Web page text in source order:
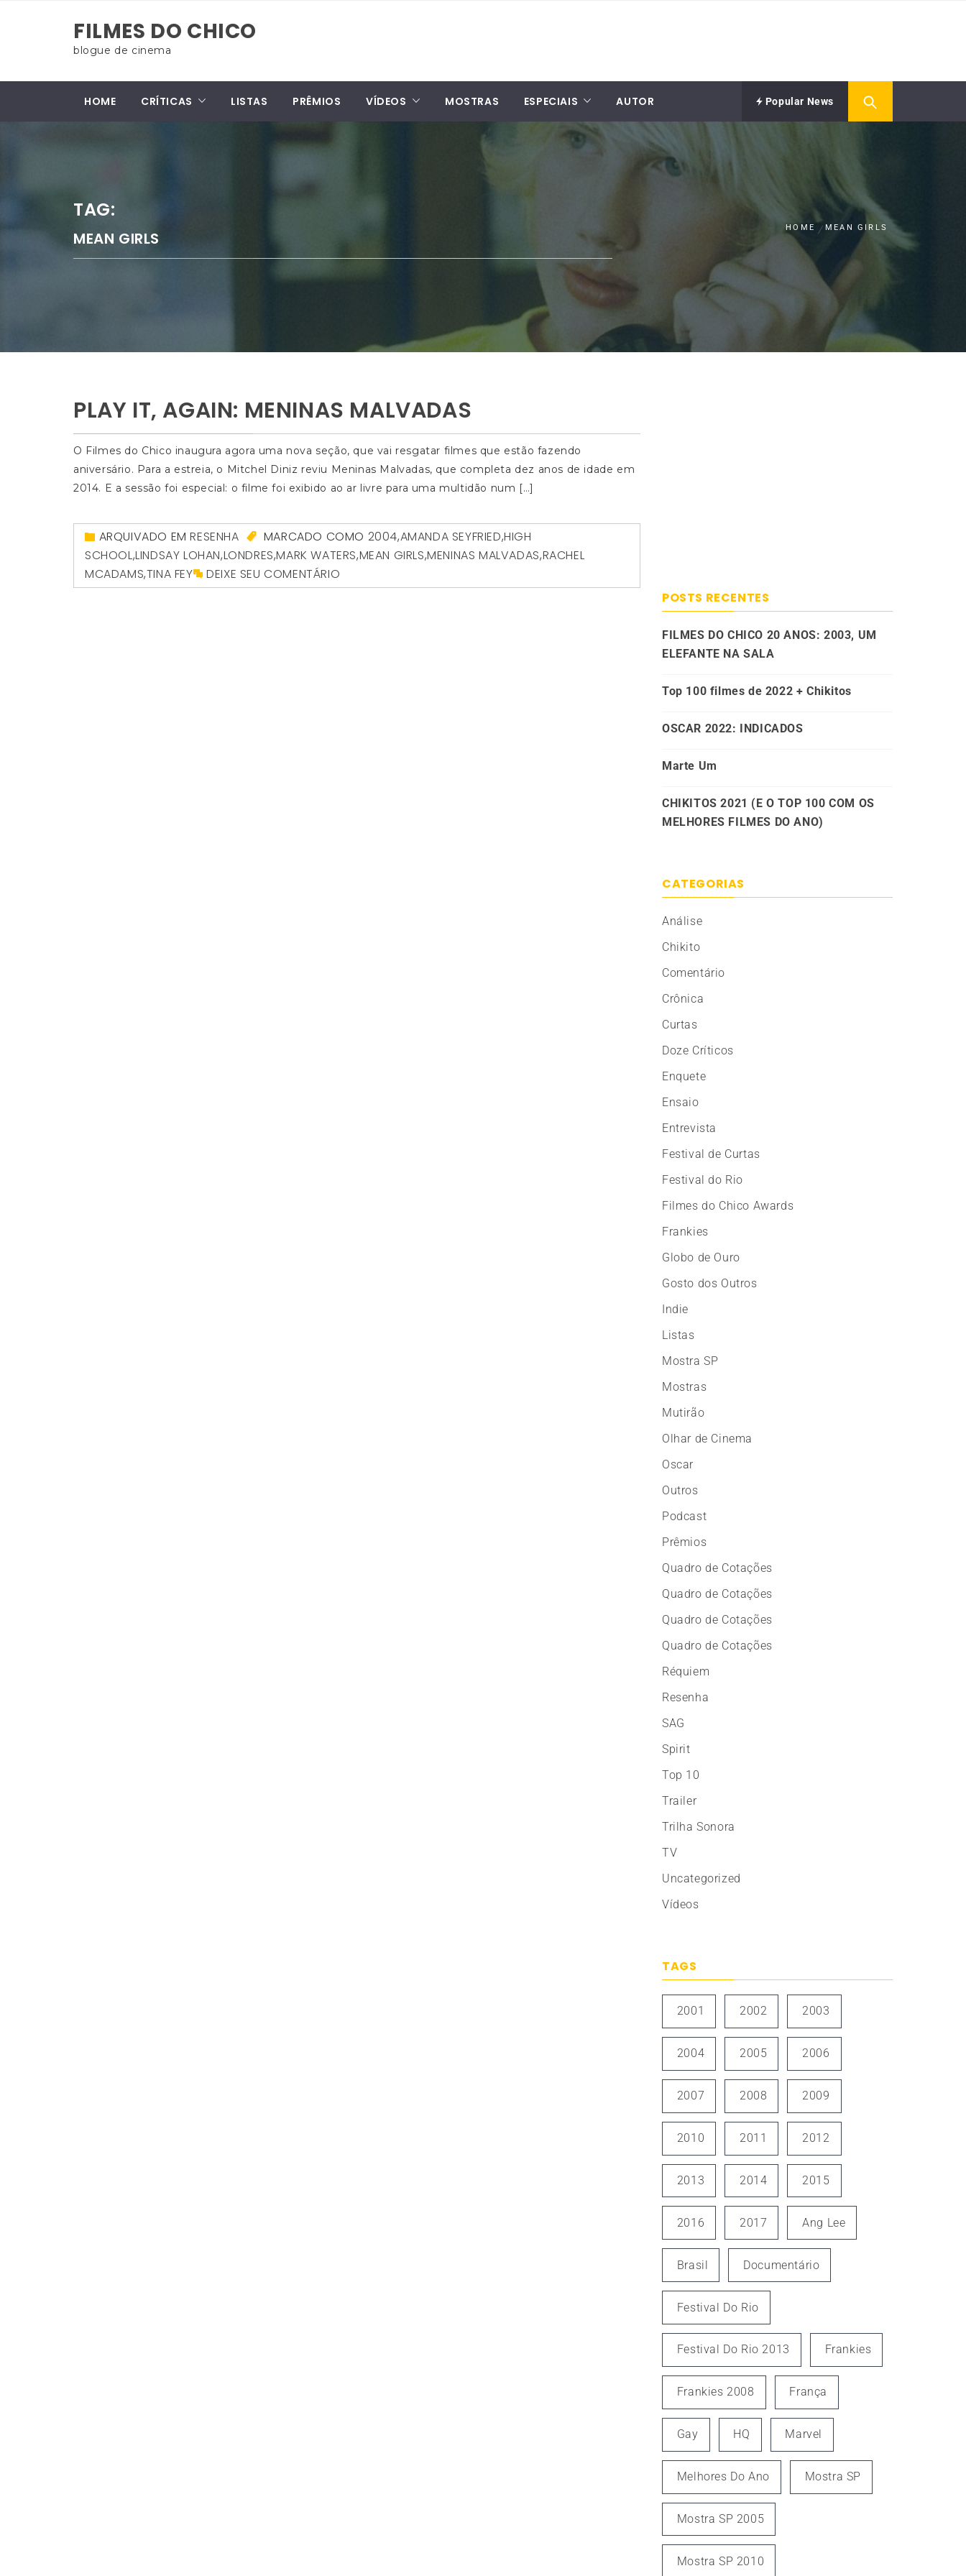
FILMES DO CHICO
blogue de cinema
HOME CRÍTICAS LISTAS PRÊMIOS VÍDEOS MOSTRAS ESPECIAIS AUTOR Popular News
TAG:
MEAN GIRLS
HOME MEAN GIRLS
PLAY IT, AGAIN: MENINAS MALVADAS
O Filmes do Chico inaugura agora uma nova seção, que vai resgatar filmes que estão fazendo
aniversário. Para a estreia, o Mitchel Diniz reviu Meninas Malvadas, que completa dez anos de idade em
2014. E a sessão foi especial: o filme foi exibido ao ar livre para uma multidão num […]
ARQUIVADO EMRESENHA MARCADO COMO 2004,AMANDA SEYFRIED,HIGH
SCHOOL,LINDSAY LOHAN,LONDRES,MARK WATERS,MEAN GIRLS,MENINAS MALVADAS,RACHEL
MCADAMS,TINA FEY
DEIXE SEU COMENTÁRIO
POSTS RECENTES
FILMES DO CHICO 20 ANOS: 2003, UM
ELEFANTE NA SALA
Top 100 filmes de 2022 + Chikitos
OSCAR 2022: INDICADOS
Marte Um
CHIKITOS 2021 (E O TOP 100 COM OS
MELHORES FILMES DO ANO)
CATEGORIAS
Análise
Chikito
Comentário
Crônica
Curtas
Doze Críticos
Enquete
Ensaio
Entrevista
Festival de Curtas
Festival do Rio
Filmes do Chico Awards
Frankies
Globo de Ouro
Gosto dos Outros
Indie
Listas
Mostra SP
Mostras
Mutirão
Olhar de Cinema
Oscar
Outros
Podcast
Prêmios
Quadro de Cotações
Quadro de Cotações
Quadro de Cotações
Quadro de Cotações
Réquiem
Resenha
SAG
Spirit
Top 10
Trailer
Trilha Sonora
TV
Uncategorized
Vídeos
TAGS
2001 2002 2003
2004 2005 2006
2007 2008 2009
2010 2011 2012
2013 2014 2015
2016 2017 Ang Lee
Brasil Documentário
Festival Do Rio
Festival Do Rio 2013 Frankies
Frankies 2008 França
Gay HQ Marvel
Melhores Do Ano Mostra SP
Mostra SP 2005
Mostra SP 2010